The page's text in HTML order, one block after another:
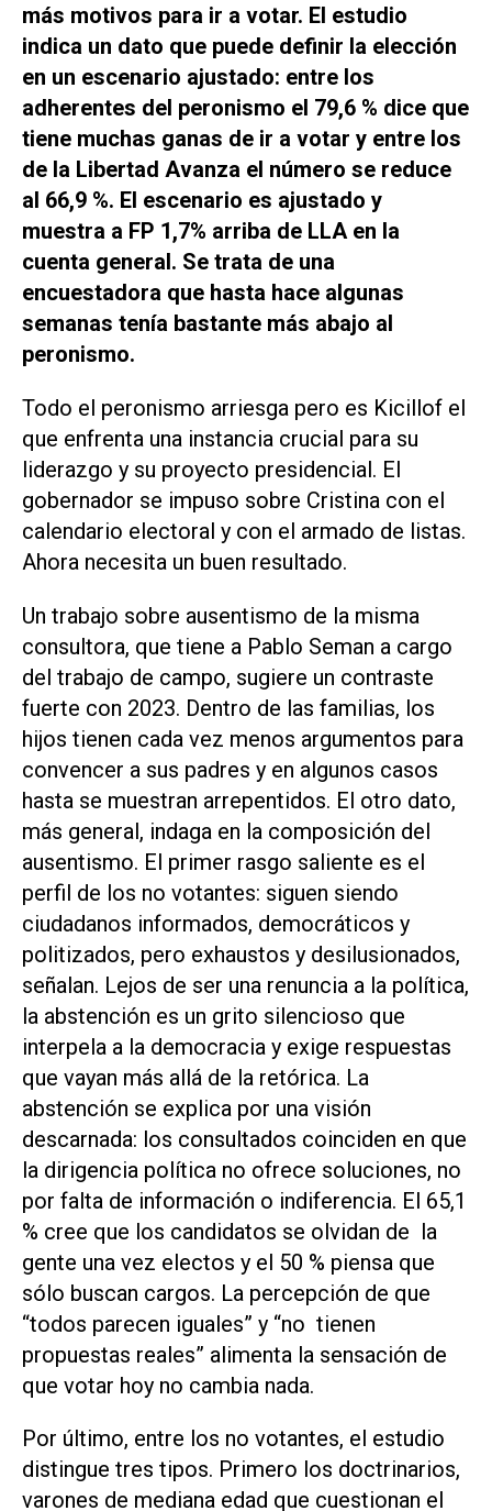
más motivos para ir a votar. El estudio
indica un dato que puede definir la elección
en un escenario ajustado: entre los
adherentes del peronismo el 79,6 % dice que
tiene muchas ganas de ir a votar y entre los
de la Libertad Avanza el número se reduce
al 66,9 %. El escenario es ajustado y
muestra a FP 1,7% arriba de LLA en la
cuenta general. Se trata de una
encuestadora que hasta hace algunas
semanas tenía bastante más abajo al
peronismo.
Todo el peronismo arriesga pero es Kicillof el
que enfrenta una instancia crucial para su
liderazgo y su proyecto presidencial. El
gobernador se impuso sobre Cristina con el
calendario electoral y con el armado de listas.
Ahora necesita un buen resultado.
Un trabajo sobre ausentismo de la misma
consultora, que tiene a Pablo Seman a cargo
del trabajo de campo, sugiere un contraste
fuerte con 2023. Dentro de las familias, los
hijos tienen cada vez menos argumentos para
convencer a sus padres y en algunos casos
hasta se muestran arrepentidos. El otro dato,
más general, indaga en la composición del
ausentismo. El primer rasgo saliente es el
perfil de los no votantes: siguen siendo
ciudadanos informados, democráticos y
politizados, pero exhaustos y desilusionados,
señalan. Lejos de ser una renuncia a la política,
la abstención es un grito silencioso que
interpela a la democracia y exige respuestas
que vayan más allá de la retórica. La
abstención se explica por una visión
descarnada: los consultados coinciden en que
la dirigencia política no ofrece soluciones, no
por falta de información o indiferencia. El 65,1
% cree que los candidatos se olvidan de la
gente una vez electos y el 50 % piensa que
sólo buscan cargos. La percepción de que
“todos parecen iguales” y “no tienen
propuestas reales” alimenta la sensación de
que votar hoy no cambia nada.
Por último, entre los no votantes, el estudio
distingue tres tipos. Primero los doctrinarios,
varones de mediana edad que cuestionan el